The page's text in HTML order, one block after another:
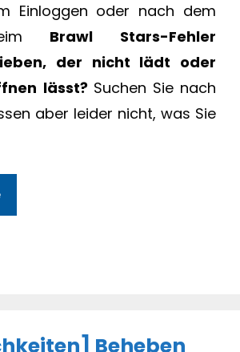
Einloggen oder nach dem
Brawl Stars-Fehler
der nicht lädt oder
lässt? Suchen Sie nach
aber leider nicht, was Sie
Beheben